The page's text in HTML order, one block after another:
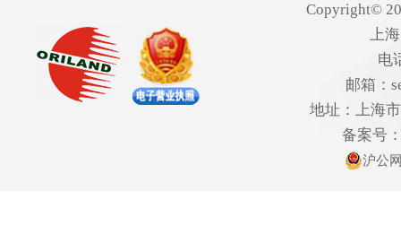
Copyright©
上
电
邮箱：
地址：上海
备案号
沪公